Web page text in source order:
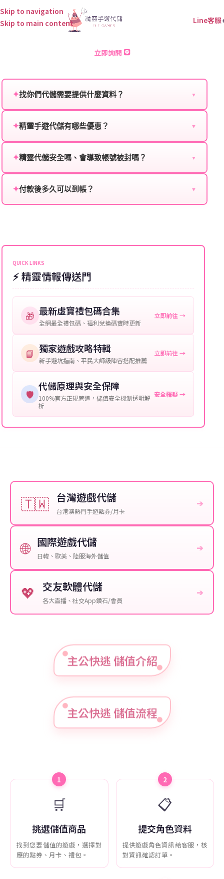
Skip to navigation
Skip to main content
Line客服
主公快逃 儲值
立即詢問
✦找你們代儲需要提供什麼資料？ ▼
服：
角色名稱：您遊戲中的角色名稱。
等級：角色的當前等級。
提供這些信息能幫助我們更快地處理您的代儲需求，確
保您盡享遊戲樂趣！
✦精靈手遊代儲有哪些優惠？ ▼
贈送、大額儲值優惠及節日限定活動，儲值最低6折
✦精靈代儲安全嗎、會導致帳號被封嗎？ ▼
單，不使用外掛程式、非法點數或異常儲值管道。您獲
✦付款後多久可以到帳？ ▼
可直接聯絡客服查詢訂單進度。
QUICK LINKS
⚡ 精靈情報傳送門
🎁 最新虛寶禮包碼合集
全網最全禮包碼、福利兌換碼實時更新
立即前往 →
📘 獨家遊戲攻略特輯
新手避坑指南、平民大師級陣容搭配推薦
立即前往 →
🛡️
代儲原理與安全保障
100%官方正規管道，儲值安全機制透明解
析
安全釋疑 →
🇹🇼 台灣遊戲代儲
台港澳熱門手遊點券/月卡
➔
🌐 國際遊戲代儲
日韓、歐美、陸服海外儲值
➔
💖 交友軟體代儲
各大直播、社交App鑽石/會員
➔
主公快逃 儲值介紹
主公快逃 儲值流程
1
🛒
挑選儲值商品
找到您要儲值的遊戲，選擇對
應的點券、月卡、禮包。
2
📋
提交角色資料
提供遊戲角色資訊給客服，核
對資訊確認訂單。